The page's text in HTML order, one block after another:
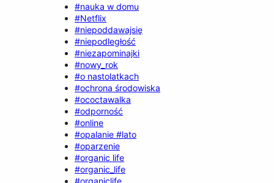
#nauka w domu
#Netflix
#niepoddawajsię
#niepodległość
#niezapominajki
#nowy_rok
#o nastolatkach
#ochrona środowiska
#ococtawalka
#odporność
#online
#opalanie #lato
#oparzenie
#organic life
#organic_life
#organiclife